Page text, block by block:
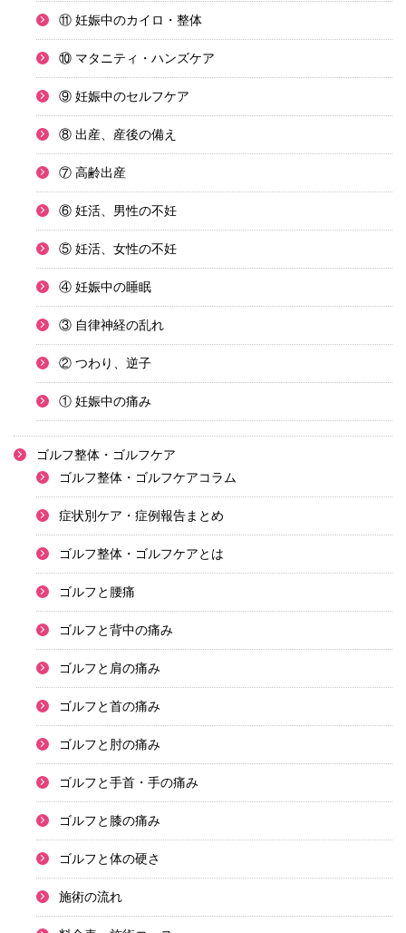
⑪ 妊娠中のカイロ・整体
⑩ マタニティ・ハンズケア
⑨ 妊娠中のセルフケア
⑧ 出産、産後の備え
⑦ 高齢出産
⑥ 妊活、男性の不妊
⑤ 妊活、女性の不妊
④ 妊娠中の睡眠
③ 自律神経の乱れ
② つわり、逆子
① 妊娠中の痛み
ゴルフ整体・ゴルフケア
ゴルフ整体・ゴルフケアコラム
症状別ケア・症例報告まとめ
ゴルフ整体・ゴルフケアとは
ゴルフと腰痛
ゴルフと背中の痛み
ゴルフと肩の痛み
ゴルフと首の痛み
ゴルフと肘の痛み
ゴルフと手首・手の痛み
ゴルフと膝の痛み
ゴルフと体の硬さ
施術の流れ